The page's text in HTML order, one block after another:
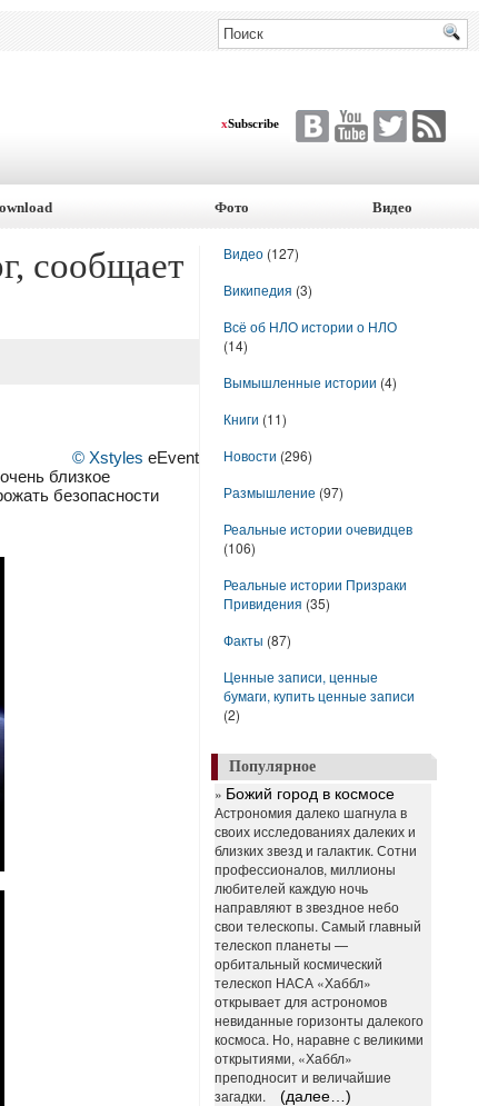
xSubscribe
Фото Видео
сообщает
© Xstyles eEvent
близкое
безопасности
Видео (127)
Википедия (3)
Всё об НЛО истории о НЛО
(14)
Вымышленные истории (4)
Книги (11)
Новости (296)
Размышление (97)
Реальные истории очевидцев
(106)
Реальные истории Призраки
Привидения (35)
Факты (87)
Ценные записи, ценные
бумаги, купить ценные записи
(2)
Популярное
» Божий город в космосе
Астрономия далеко шагнула в
своих исследованиях далеких и
близких звезд и галактик. Сотни
профессионалов, миллионы
любителей каждую ночь
направляют в звездное небо
свои телескопы. Самый главный
телескоп планеты —
орбитальный космический
телескоп НАСА «Хаббл»
открывает для астрономов
невиданные горизонты далекого
космоса. Но, наравне с великими
открытиями, «Хаббл»
преподносит и величайшие
загадки.
(далее…)